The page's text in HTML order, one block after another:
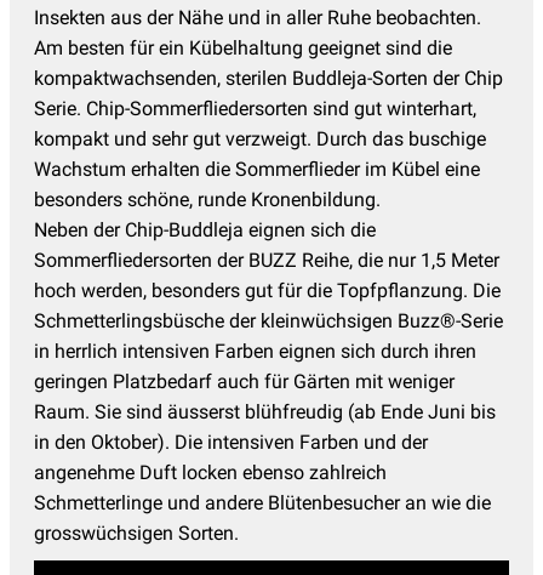
Insekten aus der Nähe und in aller Ruhe beobachten.
Am besten für ein Kübelhaltung geeignet sind die
kompaktwachsenden, sterilen Buddleja-Sorten der Chip
Serie. Chip-Sommerfliedersorten sind gut winterhart,
kompakt und sehr gut verzweigt. Durch das buschige
Wachstum erhalten die Sommerflieder im Kübel eine
besonders schöne, runde Kronenbildung.
Neben der Chip-Buddleja eignen sich die
Sommerfliedersorten der BUZZ Reihe, die nur 1,5 Meter
hoch werden, besonders gut für die Topfpflanzung. Die
Schmetterlingsbüsche der kleinwüchsigen Buzz®-Serie
in herrlich intensiven Farben eignen sich durch ihren
geringen Platzbedarf auch für Gärten mit weniger
Raum. Sie sind äusserst blühfreudig (ab Ende Juni bis
in den Oktober). Die intensiven Farben und der
angenehme Duft locken ebenso zahlreich
Schmetterlinge und andere Blütenbesucher an wie die
grosswüchsigen Sorten.